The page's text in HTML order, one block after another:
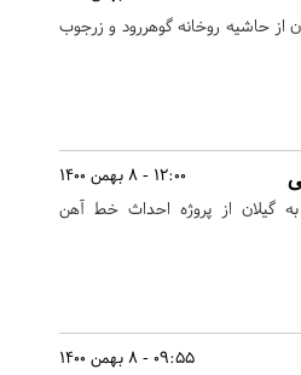
از حاشیه روخانه گوهررود و زرجوب
12:00 - 8 بهمن 1400
گیلان از پروژه احداث خط آهن
09:55 - 8 بهمن 1400